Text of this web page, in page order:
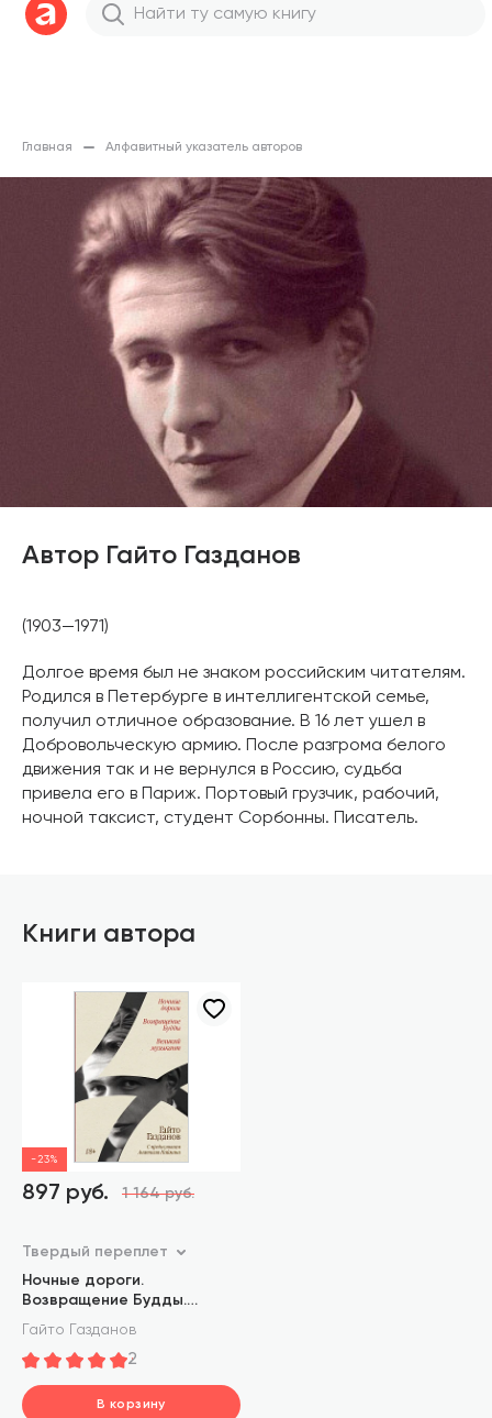
Главная Алфавитный указатель авторов
Автор Гайто Газданов
(1903—1971)
Долгое время был не знаком российским читателям.
Родился в Петербурге в интеллигентской семье,
получил отличное образование. В 16 лет ушел в
Добровольческую армию. После разгрома белого
движения так и не вернулся в Россию, судьба
привела его в Париж. Портовый грузчик, рабочий,
ночной таксист, студент Сорбонны. Писатель.
Книги автора
-23%
897 руб. 1 164 руб.
Твердый переплет
Ночные дороги.
Возвращение Будды.
Великий музыкант
Гайто Газданов
2
В корзину